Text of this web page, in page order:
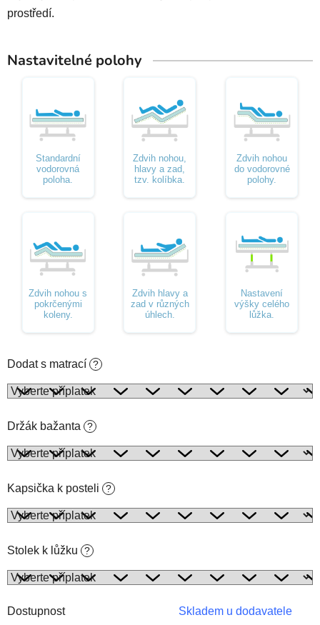
prostředí.
Nastavitelné polohy
Standardní
vodorovná
poloha.
Zdvih nohou,
hlavy a zad,
tzv. kolíbka.
Zdvih nohou
do vodorovné
polohy.
Zdvih nohou s
pokrčenými
koleny.
Zdvih hlavy a
zad v různých
úhlech.
Nastavení
výšky celého
lůžka.
Dodat s matrací ?
Držák bažanta ?
Kapsička k posteli ?
Stolek k lůžku ?
Dostupnost
Skladem u dodavatele